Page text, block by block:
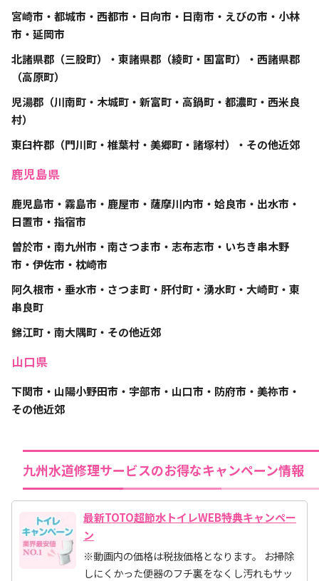
宮崎市・都城市・西都市・日向市・日南市・えびの市・小林
市・延岡市
北諸県郡（三股町）・東諸県郡（綾町・国富町）・西諸県郡
（高原町）
児湯郡（川南町・木城町・新富町・高鍋町・都濃町・西米良
村）
東臼杵郡（門川町・椎葉村・美郷町・諸塚村）・その他近郊
鹿児島県
鹿児島市・霧島市・鹿屋市・薩摩川内市・姶良市・出水市・
日置市・指宿市
曽於市・南九州市・南さつま市・志布志市・いちき串木野
市・伊佐市・枕崎市
阿久根市・垂水市・さつま町・肝付町・湧水町・大崎町・東
串良町
錦江町・南大隅町・その他近郊
山口県
下関市・山陽小野田市・宇部市・山口市・防府市・美祢市・
その他近郊
九州水道修理サービスのお得なキャンペーン情報
最新TOTO超節水トイレWEB特典キャンペー
ン
※動画内の価格は税抜価格となります。 お掃除
しにくかった便器のフチ裏をなくし汚れもサッ